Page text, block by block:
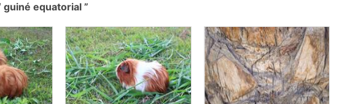
guiné equatorial